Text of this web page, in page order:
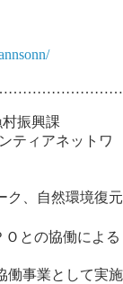
振興課
ィアネットワ
、自然環境復元
との協働による
事業として実施